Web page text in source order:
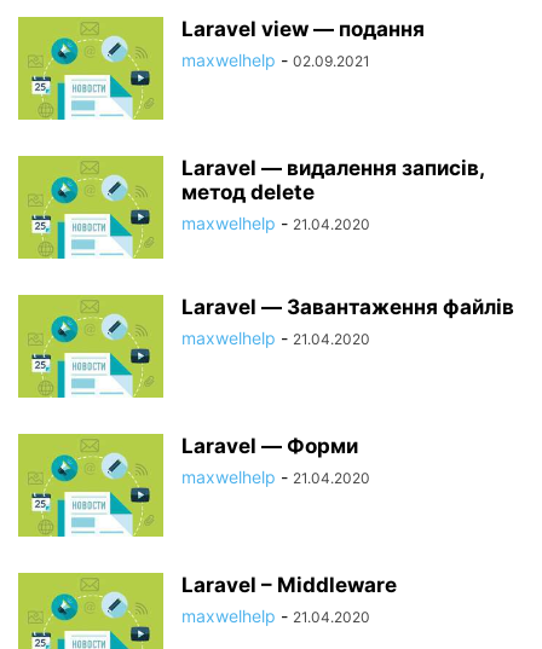
Laravel view — подання
maxwelhelp - 02.09.2021
Laravel — видалення записів,
метод delete
maxwelhelp - 21.04.2020
Laravel — Завантаження файлів
maxwelhelp - 21.04.2020
Laravel — Форми
maxwelhelp - 21.04.2020
Laravel – Middleware
maxwelhelp - 21.04.2020